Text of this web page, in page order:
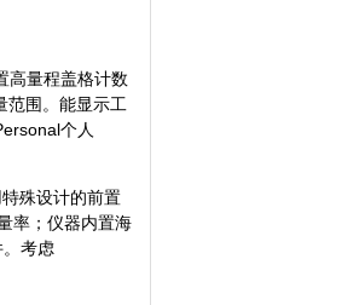
高量程盖格计数
范围。能显示工
个人
殊设计的前置
率；仪器内置海
考虑